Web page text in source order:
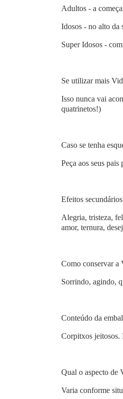
Adultos - a
Idosos - no alto da
Super Idosos -
Se utilizar mais
Isso nunca vai
quatrinetos!)
Caso se tenha
Peça aos seus
Efeitos
Alegria, tristeza,
amor, ternura,
Como conservar a
Sorrindo, agindo,
Conteúdo da
Corpitxos jeitosos.
Qual o aspecto de
Varia conforme